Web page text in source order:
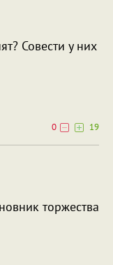
Совести у них
0
19
торжества